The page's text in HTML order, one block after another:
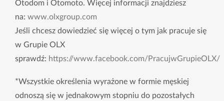
Otodom i Otomoto. Więcej informacji znajdziesz
na: www.olxgroup.com
Jeśli chcesz dowiedzieć się więcej o tym jak pracuje się
w Grupie OLX
sprawdź: https://www.facebook.com/PracujwGrupieOLX/
*Wszystkie określenia wyrażone w formie męskiej
odnoszą się w jednakowym stopniu do pozostałych